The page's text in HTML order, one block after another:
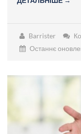
Barrister
Останнє